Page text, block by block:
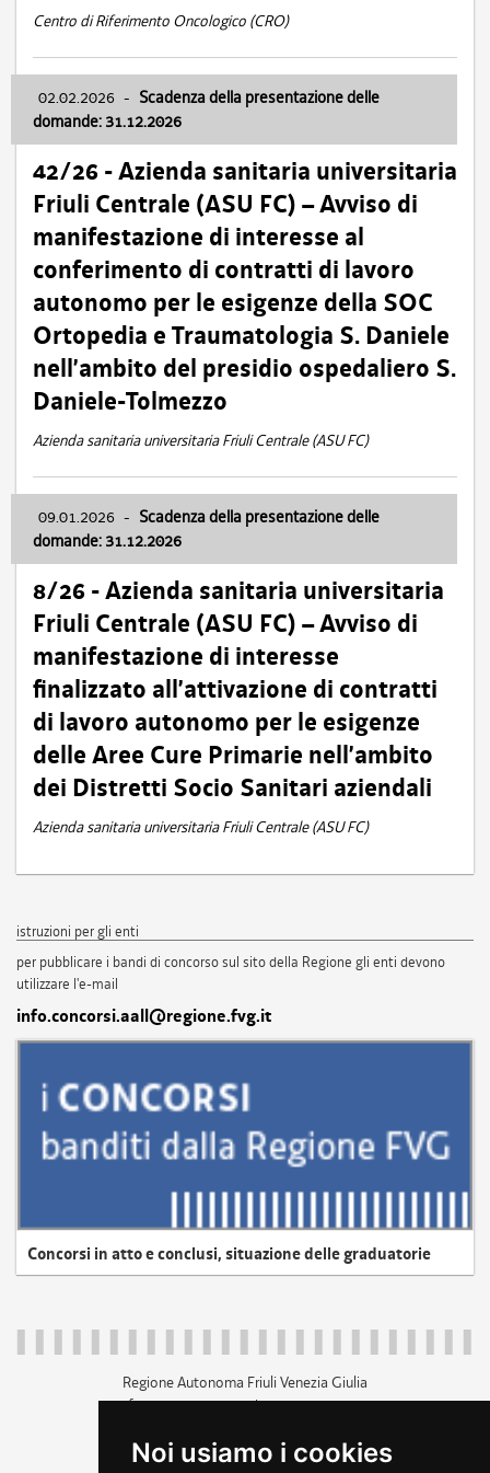
Noi usiamo i cookies
Centro di Riferimento Oncologico (CRO)
02.02.2026 - Scadenza della presentazione delle
domande: 31.12.2026
42/26 - Azienda sanitaria universitaria
Friuli Centrale (ASU FC) – Avviso di
manifestazione di interesse al
conferimento di contratti di lavoro
autonomo per le esigenze della SOC
Ortopedia e Traumatologia S. Daniele
nell’ambito del presidio ospedaliero S.
Daniele-Tolmezzo
Azienda sanitaria universitaria Friuli Centrale (ASU FC)
09.01.2026 - Scadenza della presentazione delle
domande: 31.12.2026
8/26 - Azienda sanitaria universitaria
Friuli Centrale (ASU FC) – Avviso di
manifestazione di interesse
finalizzato all’attivazione di contratti
di lavoro autonomo per le esigenze
delle Aree Cure Primarie nell’ambito
dei Distretti Socio Sanitari aziendali
Azienda sanitaria universitaria Friuli Centrale (ASU FC)
istruzioni per gli enti
per pubblicare i bandi di concorso sul sito della Regione gli enti devono
utilizzare l'e-mail
info.concorsi.aall@regione.fvg.it
Concorsi in atto e conclusi, situazione delle graduatorie
Regione Autonoma Friuli Venezia Giulia
c.f. 80014930327; p.iva 00526040324
+39 040 3771111